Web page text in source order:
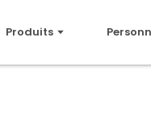
Produits